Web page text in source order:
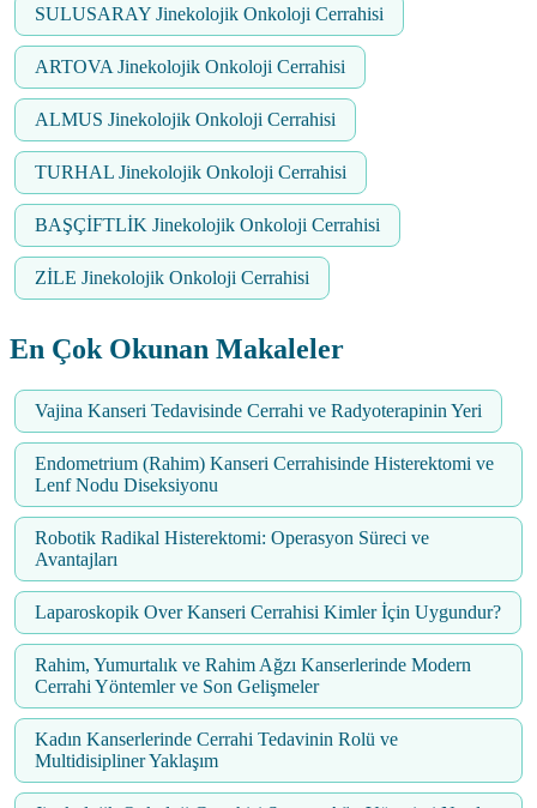
SULUSARAY Jinekolojik Onkoloji Cerrahisi
ARTOVA Jinekolojik Onkoloji Cerrahisi
ALMUS Jinekolojik Onkoloji Cerrahisi
TURHAL Jinekolojik Onkoloji Cerrahisi
BAŞÇİFTLİK Jinekolojik Onkoloji Cerrahisi
ZİLE Jinekolojik Onkoloji Cerrahisi
En Çok Okunan Makaleler
Vajina Kanseri Tedavisinde Cerrahi ve Radyoterapinin Yeri
Endometrium (Rahim) Kanseri Cerrahisinde Histerektomi ve
Lenf Nodu Diseksiyonu
Robotik Radikal Histerektomi: Operasyon Süreci ve
Avantajları
Laparoskopik Over Kanseri Cerrahisi Kimler İçin Uygundur?
Rahim, Yumurtalık ve Rahim Ağzı Kanserlerinde Modern
Cerrahi Yöntemler ve Son Gelişmeler
Kadın Kanserlerinde Cerrahi Tedavinin Rolü ve
Multidisipliner Yaklaşım